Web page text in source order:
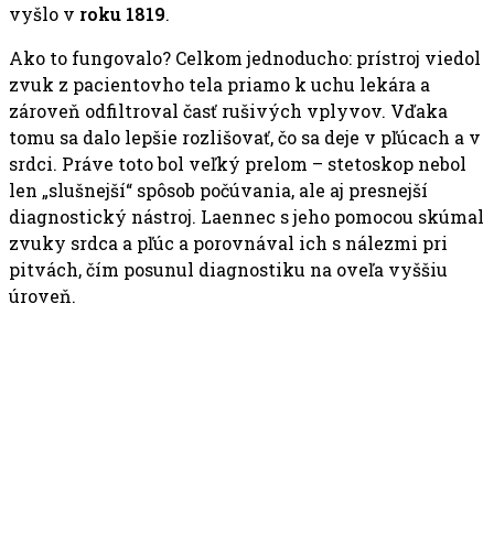
vyšlo v roku 1819.
Ako to fungovalo? Celkom jednoducho: prístroj viedol
zvuk z pacientovho tela priamo k uchu lekára a
zároveň odfiltroval časť rušivých vplyvov. Vďaka
tomu sa dalo lepšie rozlišovať, čo sa deje v pľúcach a v
srdci. Práve toto bol veľký prelom – stetoskop nebol
len „slušnejší“ spôsob počúvania, ale aj presnejší
diagnostický nástroj. Laennec s jeho pomocou skúmal
zvuky srdca a pľúc a porovnával ich s nálezmi pri
pitvách, čím posunul diagnostiku na oveľa vyššiu
úroveň.